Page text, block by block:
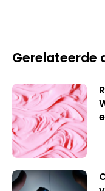
Gerelateerde